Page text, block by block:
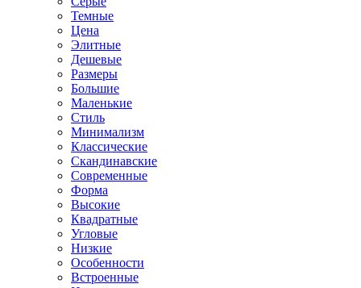
Темные
Цена
Элитные
Дешевые
Размеры
Большие
Маленькие
Стиль
Минимализм
Классические
Скандинавские
Современные
Форма
Высокие
Квадратные
Угловые
Низкие
Особенности
Встроенные